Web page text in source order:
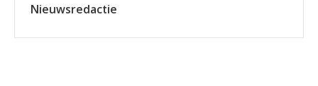
Nieuwsredactie